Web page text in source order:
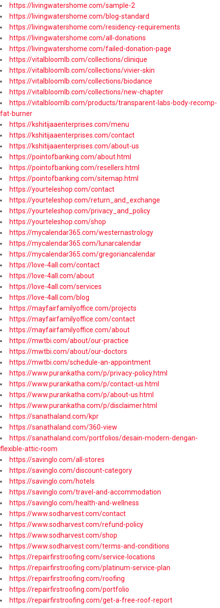
https://livingwatershome.com/sample-2
https://livingwatershome.com/blog-standard
https://livingwatershome.com/residency-requirements
https://livingwatershome.com/all-donations
https://livingwatershome.com/failed-donation-page
https://vitalbloomlb.com/collections/clinique
https://vitalbloomlb.com/collections/vivier-skin
https://vitalbloomlb.com/collections/biodance
https://vitalbloomlb.com/collections/new-chapter
https://vitalbloomlb.com/products/transparent-labs-body-recomp-
fat-burner
https://kshitijaaenterprises.com/menu
https://kshitijaaenterprises.com/contact
https://kshitijaaenterprises.com/about-us
https://pointofbanking.com/about.html
https://pointofbanking.com/resellers.html
https://pointofbanking.com/sitemap.html
https://yourteleshop.com/contact
https://yourteleshop.com/return_and_exchange
https://yourteleshop.com/privacy_and_policy
https://yourteleshop.com/shop
https://mycalendar365.com/westernastrology
https://mycalendar365.com/lunarcalendar
https://mycalendar365.com/gregoriancalendar
https://love-4all.com/contact
https://love-4all.com/about
https://love-4all.com/services
https://love-4all.com/blog
https://mayfairfamilyoffice.com/projects
https://mayfairfamilyoffice.com/contact
https://mayfairfamilyoffice.com/about
https://mwtbi.com/about/our-practice
https://mwtbi.com/about/our-doctors
https://mwtbi.com/schedule-an-appointment
https://www.purankatha.com/p/privacy-policy.html
https://www.purankatha.com/p/contact-us.html
https://www.purankatha.com/p/about-us.html
https://www.purankatha.com/p/disclaimer.html
https://sanathaland.com/kpr
https://sanathaland.com/360-view
https://sanathaland.com/portfolios/desain-modern-dengan-
flexible-attic-room
https://savinglo.com/all-stores
https://savinglo.com/discount-category
https://savinglo.com/hotels
https://savinglo.com/travel-and-accommodation
https://savinglo.com/health-and-wellness
https://www.sodharvest.com/contact
https://www.sodharvest.com/refund-policy
https://www.sodharvest.com/shop
https://www.sodharvest.com/terms-and-conditions
https://repairfirstroofing.com/service-locations
https://repairfirstroofing.com/platinum-service-plan
https://repairfirstroofing.com/roofing
https://repairfirstroofing.com/portfolio
https://repairfirstroofing.com/get-a-free-roof-report